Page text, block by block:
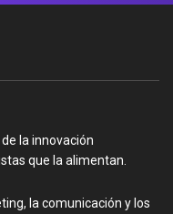
la innovación
que la alimentan.
la comunicación y los